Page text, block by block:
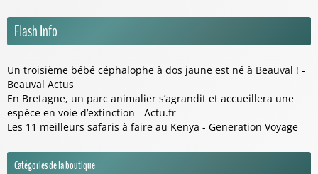
Flash Info
Un troisième bébé céphalophe à dos jaune est né à Beauval ! -
Beauval Actus
En Bretagne, un parc animalier s’agrandit et accueillera une
espèce en voie d’extinction - Actu.fr
Les 11 meilleurs safaris à faire au Kenya - Generation Voyage
Catégories de la boutique